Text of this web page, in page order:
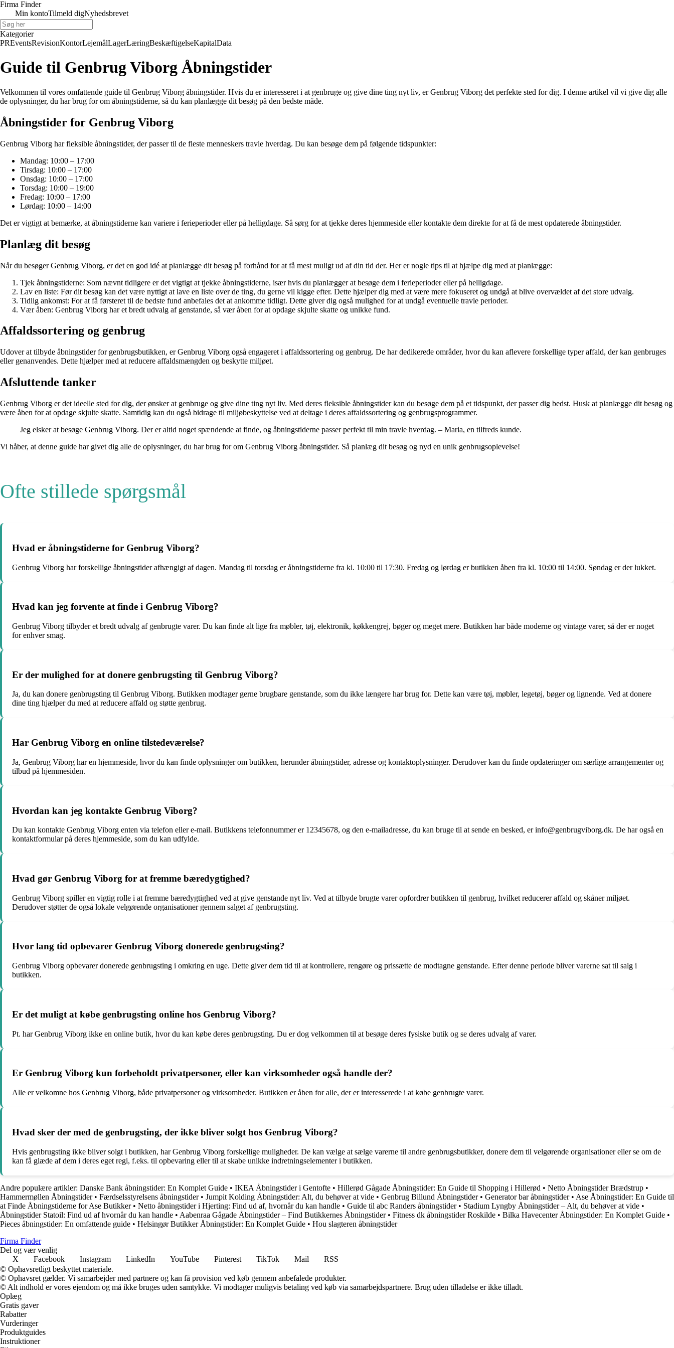
Firma Finder
Min kontoTilmeld digNyhedsbrevet
Kategorier
PREventsRevisionKontorLejemålLagerLæringBeskæftigelseKapitalData
Guide til Genbrug Viborg Åbningstider
Velkommen til vores omfattende guide til Genbrug Viborg åbningstider. Hvis du er interesseret i at genbruge og give dine ting nyt liv, er Genbrug Viborg det perfekte sted for dig. I denne artikel vil vi give dig alle
de oplysninger, du har brug for om åbningstiderne, så du kan planlægge dit besøg på den bedste måde.
Åbningstider for Genbrug Viborg
Genbrug Viborg har fleksible åbningstider, der passer til de fleste menneskers travle hverdag. Du kan besøge dem på følgende tidspunkter:
Mandag: 10:00 – 17:00
Tirsdag: 10:00 – 17:00
Onsdag: 10:00 – 17:00
Torsdag: 10:00 – 19:00
Fredag: 10:00 – 17:00
Lørdag: 10:00 – 14:00
Det er vigtigt at bemærke, at åbningstiderne kan variere i ferieperioder eller på helligdage. Så sørg for at tjekke deres hjemmeside eller kontakte dem direkte for at få de mest opdaterede åbningstider.
Planlæg dit besøg
Når du besøger Genbrug Viborg, er det en god idé at planlægge dit besøg på forhånd for at få mest muligt ud af din tid der. Her er nogle tips til at hjælpe dig med at planlægge:
Tjek åbningstiderne: Som nævnt tidligere er det vigtigt at tjekke åbningstiderne, især hvis du planlægger at besøge dem i ferieperioder eller på helligdage.
Lav en liste: Før dit besøg kan det være nyttigt at lave en liste over de ting, du gerne vil kigge efter. Dette hjælper dig med at være mere fokuseret og undgå at blive overvældet af det store udvalg.
Tidlig ankomst: For at få førsteret til de bedste fund anbefales det at ankomme tidligt. Dette giver dig også mulighed for at undgå eventuelle travle perioder.
Vær åben: Genbrug Viborg har et bredt udvalg af genstande, så vær åben for at opdage skjulte skatte og unikke fund.
Affaldssortering og genbrug
Udover at tilbyde åbningstider for genbrugsbutikken, er Genbrug Viborg også engageret i affaldssortering og genbrug. De har dedikerede områder, hvor du kan aflevere forskellige typer affald, der kan genbruges
eller genanvendes. Dette hjælper med at reducere affaldsmængden og beskytte miljøet.
Afsluttende tanker
Genbrug Viborg er det ideelle sted for dig, der ønsker at genbruge og give dine ting nyt liv. Med deres fleksible åbningstider kan du besøge dem på et tidspunkt, der passer dig bedst. Husk at planlægge dit besøg og
være åben for at opdage skjulte skatte. Samtidig kan du også bidrage til miljøbeskyttelse ved at deltage i deres affaldssortering og genbrugsprogrammer.
Jeg elsker at besøge Genbrug Viborg. Der er altid noget spændende at finde, og åbningstiderne passer perfekt til min travle hverdag. – Maria, en tilfreds kunde.
Vi håber, at denne guide har givet dig alle de oplysninger, du har brug for om Genbrug Viborg åbningstider. Så planlæg dit besøg og nyd en unik genbrugsoplevelse!
Ofte stillede spørgsmål
Hvad er åbningstiderne for Genbrug Viborg?
Genbrug Viborg har forskellige åbningstider afhængigt af dagen. Mandag til torsdag er åbningstiderne fra kl. 10:00 til 17:30. Fredag og lørdag er butikken åben fra kl. 10:00 til 14:00. Søndag er der lukket.
Hvad kan jeg forvente at finde i Genbrug Viborg?
Genbrug Viborg tilbyder et bredt udvalg af genbrugte varer. Du kan finde alt lige fra møbler, tøj, elektronik, køkkengrej, bøger og meget mere. Butikken har både moderne og vintage varer, så der er noget
for enhver smag.
Er der mulighed for at donere genbrugsting til Genbrug Viborg?
Ja, du kan donere genbrugsting til Genbrug Viborg. Butikken modtager gerne brugbare genstande, som du ikke længere har brug for. Dette kan være tøj, møbler, legetøj, bøger og lignende. Ved at donere
dine ting hjælper du med at reducere affald og støtte genbrug.
Har Genbrug Viborg en online tilstedeværelse?
Ja, Genbrug Viborg har en hjemmeside, hvor du kan finde oplysninger om butikken, herunder åbningstider, adresse og kontaktoplysninger. Derudover kan du finde opdateringer om særlige arrangementer og
tilbud på hjemmesiden.
Hvordan kan jeg kontakte Genbrug Viborg?
Du kan kontakte Genbrug Viborg enten via telefon eller e-mail. Butikkens telefonnummer er 12345678, og den e-mailadresse, du kan bruge til at sende en besked, er info@genbrugviborg.dk. De har også en
kontaktformular på deres hjemmeside, som du kan udfylde.
Hvad gør Genbrug Viborg for at fremme bæredygtighed?
Genbrug Viborg spiller en vigtig rolle i at fremme bæredygtighed ved at give genstande nyt liv. Ved at tilbyde brugte varer opfordrer butikken til genbrug, hvilket reducerer affald og skåner miljøet.
Derudover støtter de også lokale velgørende organisationer gennem salget af genbrugsting.
Hvor lang tid opbevarer Genbrug Viborg donerede genbrugsting?
Genbrug Viborg opbevarer donerede genbrugsting i omkring en uge. Dette giver dem tid til at kontrollere, rengøre og prissætte de modtagne genstande. Efter denne periode bliver varerne sat til salg i
butikken.
Er det muligt at købe genbrugsting online hos Genbrug Viborg?
Pt. har Genbrug Viborg ikke en online butik, hvor du kan købe deres genbrugsting. Du er dog velkommen til at besøge deres fysiske butik og se deres udvalg af varer.
Er Genbrug Viborg kun forbeholdt privatpersoner, eller kan virksomheder også handle der?
Alle er velkomne hos Genbrug Viborg, både privatpersoner og virksomheder. Butikken er åben for alle, der er interesserede i at købe genbrugte varer.
Hvad sker der med de genbrugsting, der ikke bliver solgt hos Genbrug Viborg?
Hvis genbrugsting ikke bliver solgt i butikken, har Genbrug Viborg forskellige muligheder. De kan vælge at sælge varerne til andre genbrugsbutikker, donere dem til velgørende organisationer eller se om de
kan få glæde af dem i deres eget regi, f.eks. til opbevaring eller til at skabe unikke indretningselementer i butikken.
Andre populære artikler: Danske Bank åbningstider: En Komplet Guide • IKEA Åbningstider i Gentofte • Hillerød Gågade Åbningstider: En Guide til Shopping i Hillerød • Netto Åbningstider Brædstrup •
Hammermøllen Åbningstider• Færdselsstyrelsens åbningstider• Jumpit Kolding Åbningstider: Alt, du behøver at vide • Genbrug Billund Åbningstider• Generator bar åbningstider• Ase Åbningstider: En Guide til
at Finde Åbningstiderne for Ase Butikker• Netto åbningstider i Hjerting: Find ud af, hvornår du kan handle • Guide til abc Randers åbningstider• Stadium Lyngby Åbningstider – Alt, du behøver at vide •
Åbningstider Statoil: Find ud af hvornår du kan handle • Aabenraa Gågade Åbningstider – Find Butikkernes Åbningstider• Fitness dk åbningstider Roskilde • Bilka Havecenter Åbningstider: En Komplet Guide •
Pieces åbningstider: En omfattende guide • Helsingør Butikker Åbningstider: En Komplet Guide • Hou slagteren åbningstider
Firma Finder
Del og vær venlig
X
Facebook Instagram LinkedIn YouTube Pinterest TikTok Mail
RSS
© Ophavsretligt beskyttet materiale.
© Ophavsret gælder. Vi samarbejder med partnere og kan få provision ved køb gennem anbefalede produkter.
© Alt indhold er vores ejendom og må ikke bruges uden samtykke. Vi modtager muligvis betaling ved køb via samarbejdspartnere. Brug uden tilladelse er ikke tilladt.
Oplæg
Gratis gaver
Rabatter
Vurderinger
Produktguides
Instruktioner